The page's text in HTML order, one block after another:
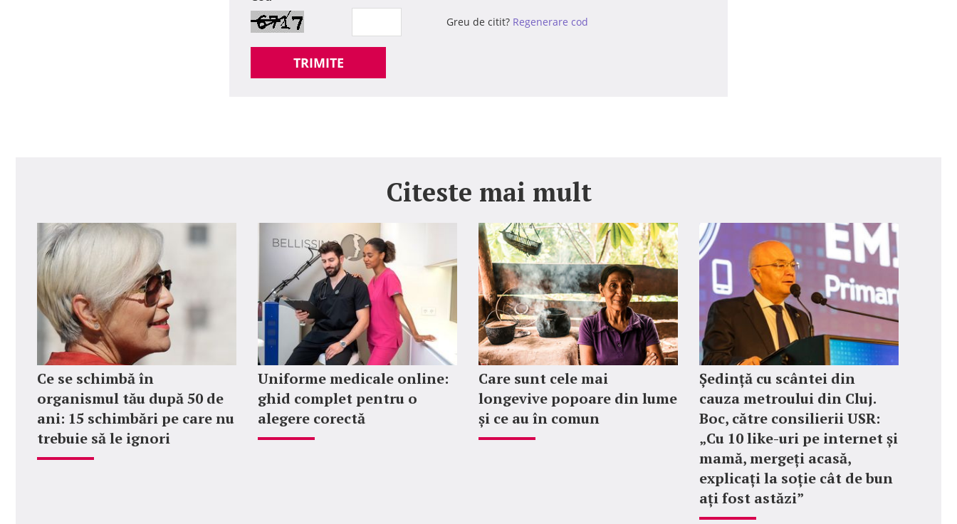
Greu de citit? Regenerare cod
TRIMITE
Citeste mai mult
Ce se schimbă în
organismul tău după 50 de
ani: 15 schimbări pe care nu
trebuie să le ignori
Uniforme medicale online:
ghid complet pentru o
alegere corectă
Care sunt cele mai
longevive popoare din lume
și ce au în comun
Ședință cu scântei din
cauza metroului din Cluj.
Boc, către consilierii USR:
„Cu 10 like-uri pe internet și
mamă, mergeți acasă,
explicați la soție cât de bun
ați fost astăzi”